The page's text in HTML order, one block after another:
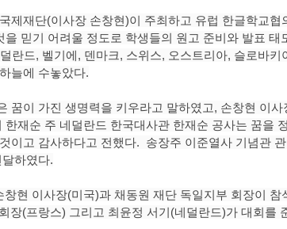
제재단(이사장 손창현)이 주최하고 유럽 한글학교협
믿기 어려울 정도로 학생들의 원고 준비와 발표 태
란드, 벨기에, 덴마크, 스위스, 오스트리아, 슬로바
늘에 수놓았다.
꿈이 가진 생명력을 키우라고 말하였고, 손창현 이
한재순 주 네덜란드 한국대사관 한재순 공사는 꿈을
이고 감사하다고 전했다.  송장주 이준열사 기념관
하였다.
현 이사장(미국)과 채동원 재단 독일지부 회장이 참
장(프랑스) 그리고 최윤정 서기(네덜란드)가 대회를